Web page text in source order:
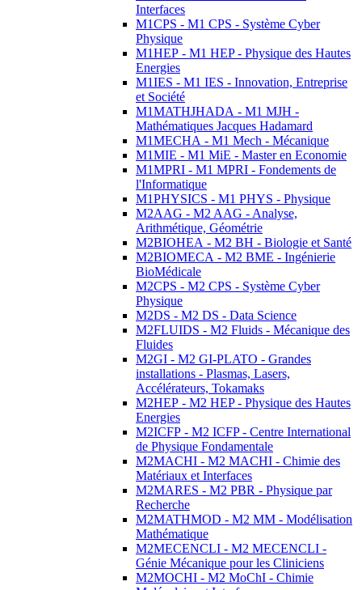
Interfaces
M1CPS - M1 CPS - Système Cyber
Physique
M1HEP - M1 HEP - Physique des Hautes
Energies
M1IES - M1 IES - Innovation, Entreprise
et Société
M1MATHJHADA - M1 MJH -
Mathématiques Jacques Hadamard
M1MECHA - M1 Mech - Mécanique
M1MIE - M1 MiE - Master en Economie
M1MPRI - M1 MPRI - Fondements de
l'Informatique
M1PHYSICS - M1 PHYS - Physique
M2AAG - M2 AAG - Analyse,
Arithmétique, Géométrie
M2BIOHEA - M2 BH - Biologie et Santé
M2BIOMECA - M2 BME - Ingénierie
BioMédicale
M2CPS - M2 CPS - Système Cyber
Physique
M2DS - M2 DS - Data Science
M2FLUIDS - M2 Fluids - Mécanique des
Fluides
M2GI - M2 GI-PLATO - Grandes
installations - Plasmas, Lasers,
Accélérateurs, Tokamaks
M2HEP - M2 HEP - Physique des Hautes
Energies
M2ICFP - M2 ICFP - Centre International
de Physique Fondamentale
M2MACHI - M2 MACHI - Chimie des
Matériaux et Interfaces
M2MARES - M2 PBR - Physique par
Recherche
M2MATHMOD - M2 MM - Modélisation
Mathématique
M2MECENCLI - M2 MECENCLI -
Génie Mécanique pour les Cliniciens
M2MOCHI - M2 MoChI - Chimie